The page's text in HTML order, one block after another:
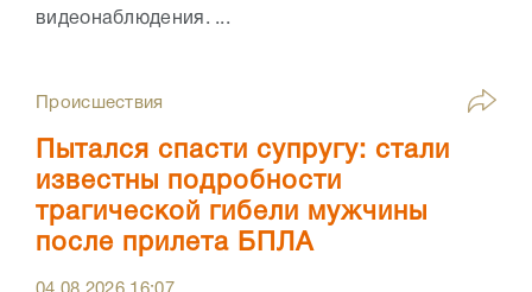
видеонаблюдения. ...
Происшествия
Пытался спасти супругу: стали
известны подробности
трагической гибели мужчины
после прилета БПЛА